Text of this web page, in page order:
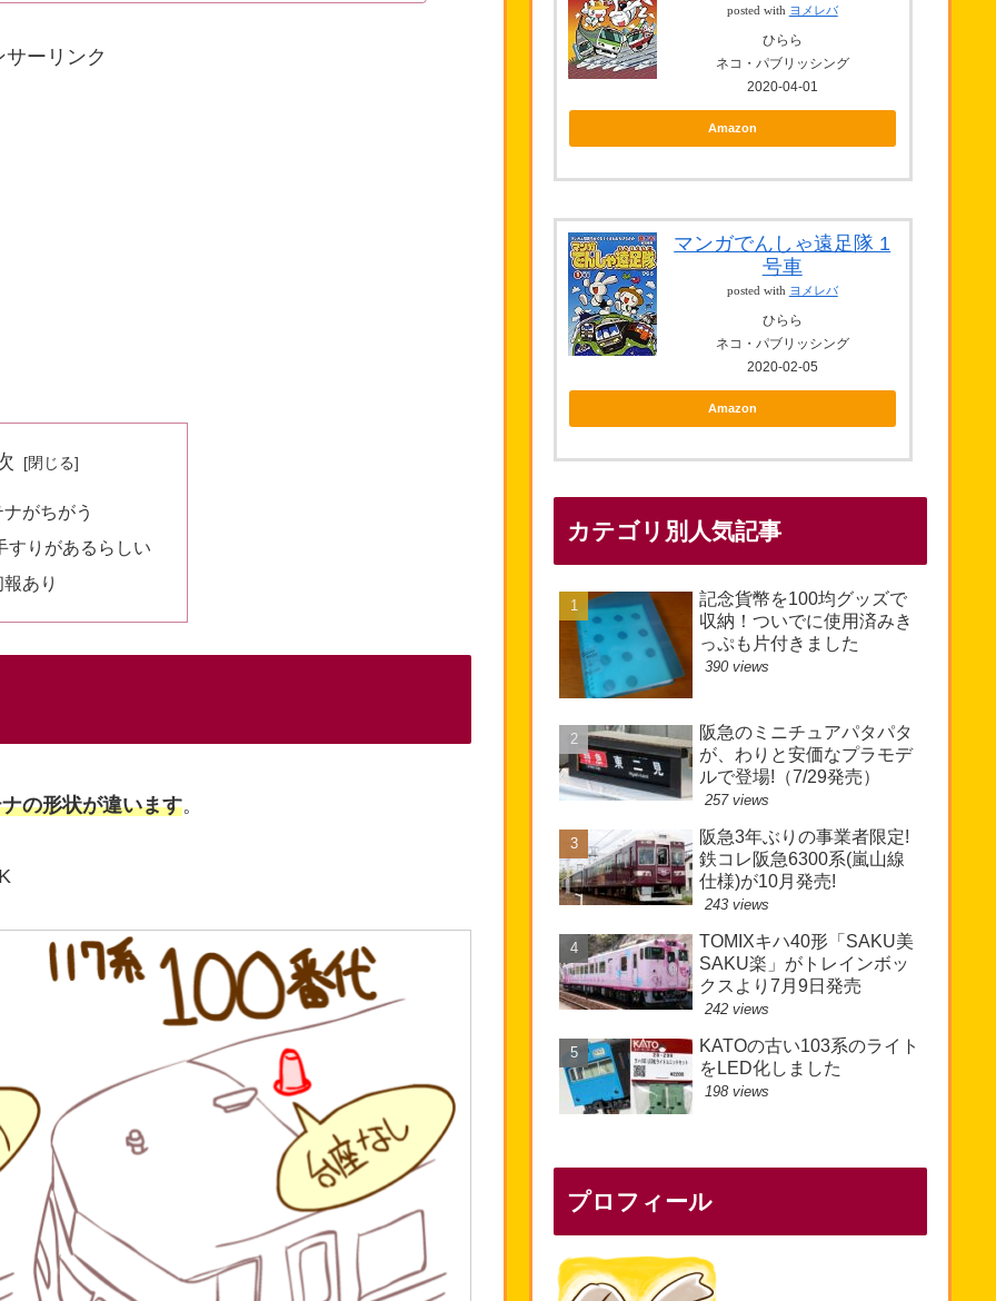
サーリンク
がちがう
すりがあるらしい
あり
の形状が違います。
posted with ヨメレバ
ひらら
ネコ・パブリッシング
2020-04-01
Amazon
マンガでんしゃ遠足隊 1
号車
posted with ヨメレバ
ひらら
ネコ・パブリッシング
2020-02-05
Amazon
カテゴリ別人気記事
記念貨幣を100均グッズで
収納！ついでに使用済みき
っぷも片付きました
390 views
阪急のミニチュアパタパタ
が、わりと安価なプラモデ
ルで登場!（7/29発売）
257 views
阪急3年ぶりの事業者限定!
鉄コレ阪急6300系(嵐山線
仕様)が10月発売!
243 views
TOMIXキハ40形「SAKU美
SAKU楽」がトレインボッ
クスより7月9日発売
242 views
KATOの古い103系のライト
をLED化しました
198 views
プロフィール